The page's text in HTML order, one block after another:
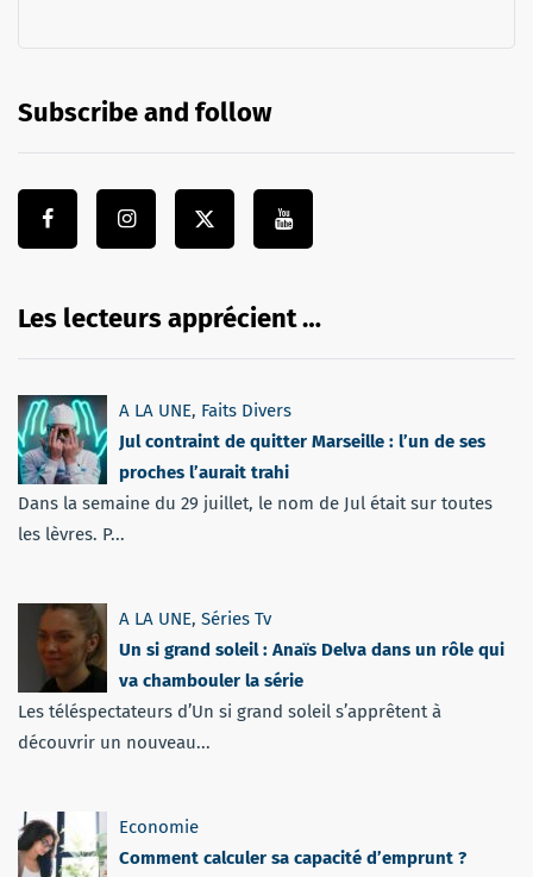
Subscribe and follow
Les lecteurs apprécient …
A LA UNE, Faits Divers
Jul contraint de quitter Marseille : l’un de ses
proches l’aurait trahi
Dans la semaine du 29 juillet, le nom de Jul était sur toutes
les lèvres. P...
A LA UNE, Séries Tv
Un si grand soleil : Anaïs Delva dans un rôle qui
va chambouler la série
Les téléspectateurs d’Un si grand soleil s’apprêtent à
découvrir un nouveau...
Economie
Comment calculer sa capacité d’emprunt ?